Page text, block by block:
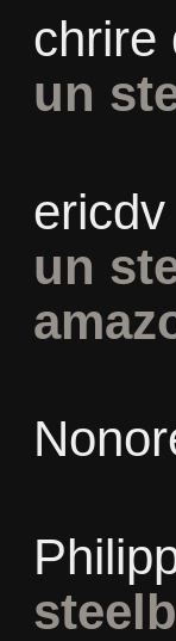
chrire
un
ericdv
un